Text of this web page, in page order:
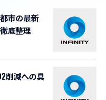
市の最新
底整理
削減への具